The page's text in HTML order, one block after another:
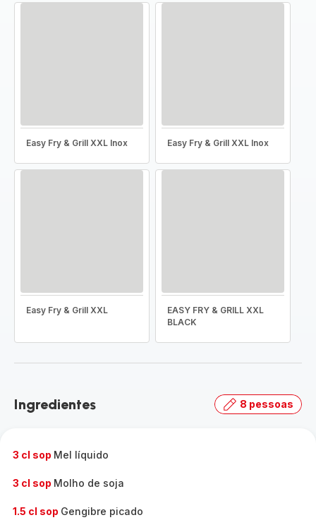
Easy Fry & Grill XXL Inox Easy Fry & Grill XXL Inox
Easy Fry & Grill XXL
EASY FRY & GRILL XXL
BLACK
Ingredientes 8 pessoas
3 cl sop Mel líquido
3 cl sop Molho de soja
1.5 cl sop Gengibre picado